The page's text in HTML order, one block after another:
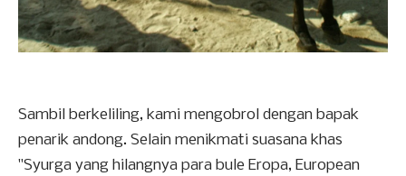
Sambil berkeliling, kami mengobrol dengan bapak
penarik andong. Selain menikmati suasana khas
"Syurga yang hilangnya para bule Eropa, European